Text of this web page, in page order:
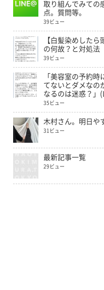
取り組んでみての
点。質問等。
39ビュー
【白髪染めしたら
の何故？と対処法
39ビュー
「美容室の予約時
てないとダメなの
なるのは迷惑？」
35ビュー
木村さん。明日や
31ビュー
最新記事一覧
29ビュー